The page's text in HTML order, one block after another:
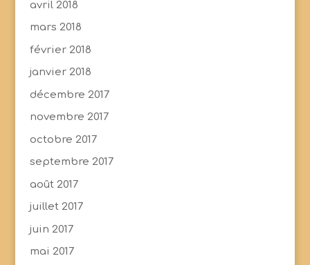
avril 2018
mars 2018
février 2018
janvier 2018
décembre 2017
novembre 2017
octobre 2017
septembre 2017
août 2017
juillet 2017
juin 2017
mai 2017